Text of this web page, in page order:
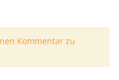
Kommentar zu